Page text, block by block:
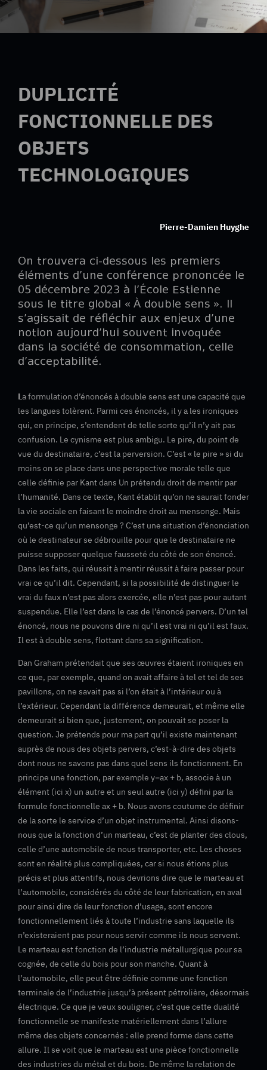
DUPLICITÉ
FONCTIONNELLE DES
OBJETS
TECHNOLOGIQUES
Pierre-Damien Huyghe
On trouvera ci-dessous les premiers
éléments d’une conférence prononcée le
05 décembre 2023 à l’École Estienne
sous le titre global « À double sens ». Il
s’agissait de réfléchir aux enjeux d’une
notion aujourd’hui souvent invoquée
dans la société de consommation, celle
d’acceptabilité.
La formulation d’énoncés à double sens est une capacité que
les langues tolèrent. Parmi ces énoncés, il y a les ironiques
qui, en principe, s’entendent de telle sorte qu’il n’y ait pas
confusion. Le cynisme est plus ambigu. Le pire, du point de
vue du destinataire, c’est la perversion. C’est « le pire » si du
moins on se place dans une perspective morale telle que
celle définie par Kant dans Un prétendu droit de mentir par
l’humanité. Dans ce texte, Kant établit qu’on ne saurait fonder
la vie sociale en faisant le moindre droit au mensonge. Mais
qu’est-ce qu’un mensonge ? C’est une situation d’énonciation
où le destinateur se débrouille pour que le destinataire ne
puisse supposer quelque fausseté du côté de son énoncé.
Dans les faits, qui réussit à mentir réussit à faire passer pour
vrai ce qu’il dit. Cependant, si la possibilité de distinguer le
vrai du faux n’est pas alors exercée, elle n’est pas pour autant
suspendue. Elle l’est dans le cas de l’énoncé pervers. D’un tel
énoncé, nous ne pouvons dire ni qu’il est vrai ni qu’il est faux.
Il est à double sens, flottant dans sa signification.
Dan Graham prétendait que ses œuvres étaient ironiques en
ce que, par exemple, quand on avait affaire à tel et tel de ses
pavillons, on ne savait pas si l’on était à l’intérieur ou à
l’extérieur. Cependant la différence demeurait, et même elle
demeurait si bien que, justement, on pouvait se poser la
question. Je prétends pour ma part qu’il existe maintenant
auprès de nous des objets pervers, c’est-à-dire des objets
dont nous ne savons pas dans quel sens ils fonctionnent. En
principe une fonction, par exemple y=ax + b, associe à un
élément (ici x) un autre et un seul autre (ici y) défini par la
formule fonctionnelle ax + b. Nous avons coutume de définir
de la sorte le service d’un objet instrumental. Ainsi disons-
nous que la fonction d’un marteau, c’est de planter des clous,
celle d’une automobile de nous transporter, etc. Les choses
sont en réalité plus compliquées, car si nous étions plus
précis et plus attentifs, nous devrions dire que le marteau et
l’automobile, considérés du côté de leur fabrication, en aval
pour ainsi dire de leur fonction d’usage, sont encore
fonctionnellement liés à toute l’industrie sans laquelle ils
n’existeraient pas pour nous servir comme ils nous servent.
Le marteau est fonction de l’industrie métallurgique pour sa
cognée, de celle du bois pour son manche. Quant à
l’automobile, elle peut être définie comme une fonction
terminale de l’industrie jusqu’à présent pétrolière, désormais
électrique. Ce que je veux souligner, c’est que cette dualité
fonctionnelle se manifeste matériellement dans l’allure
même des objets concernés : elle prend forme dans cette
allure. Il se voit que le marteau est une pièce fonctionnelle
des industries du métal et du bois. De même la relation de